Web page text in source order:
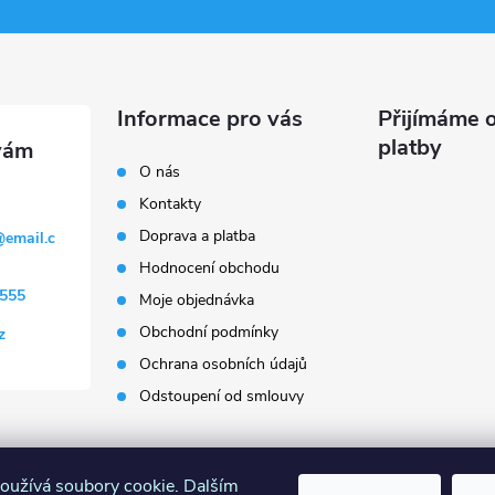
soubory cookie. Dalším
email.c
Informace pro vás
O nás
Kontakty
Doprava a platba
Hodnocení obchodu
Moje objednávka
Obchodní podmínky
Ochrana osobních údajů
Odstoupení od smlouvy
Přijímáme
platby